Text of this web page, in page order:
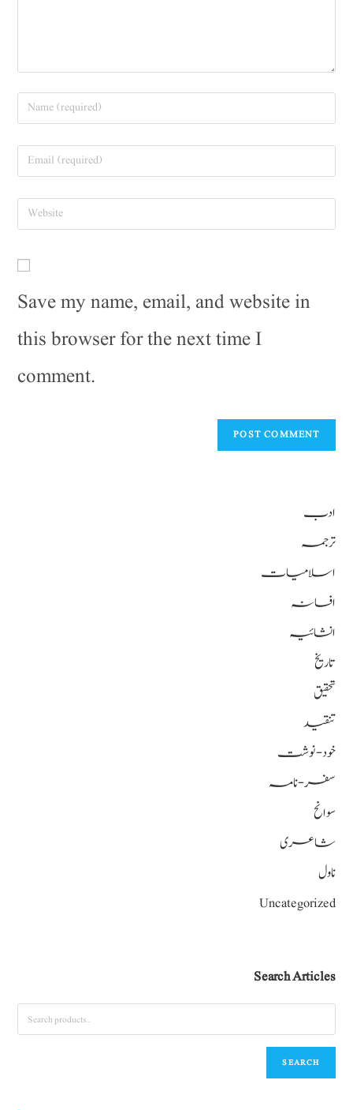
Save my name, email, and website in
this browser for the next time I
comment.
ادب
ترجمہ
اسلامیات
افسانہ
انشائیہ
تاریخ
تحقیق
تنقید
خود-نوشت
سفر-نامہ
سوانح
شاعری
ناول
Uncategorized
Search Articles
SEARCH